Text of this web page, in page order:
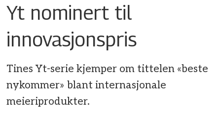
Yt nominert til
innovasjonspris
Tines Yt-serie kjemper om tittelen «beste
nykommer» blant internasjonale
meieriprodukter.